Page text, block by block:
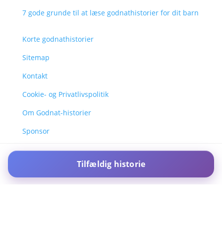
7 gode grunde til at læse godnathistorier for dit barn
Korte godnathistorier
Sitemap
Kontakt
Cookie- og Privatlivspolitik
Om Godnat-historier
Sponsor
Tilfældig historie